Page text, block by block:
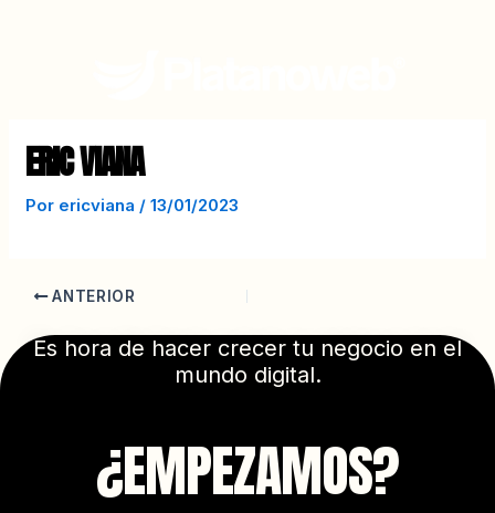
ERIC VIANA
Por ericviana /13/01/2023
ANTERIOR
Es hora de hacer crecer tu negocio en el
mundo digital.
¿EMPEZAMOS?